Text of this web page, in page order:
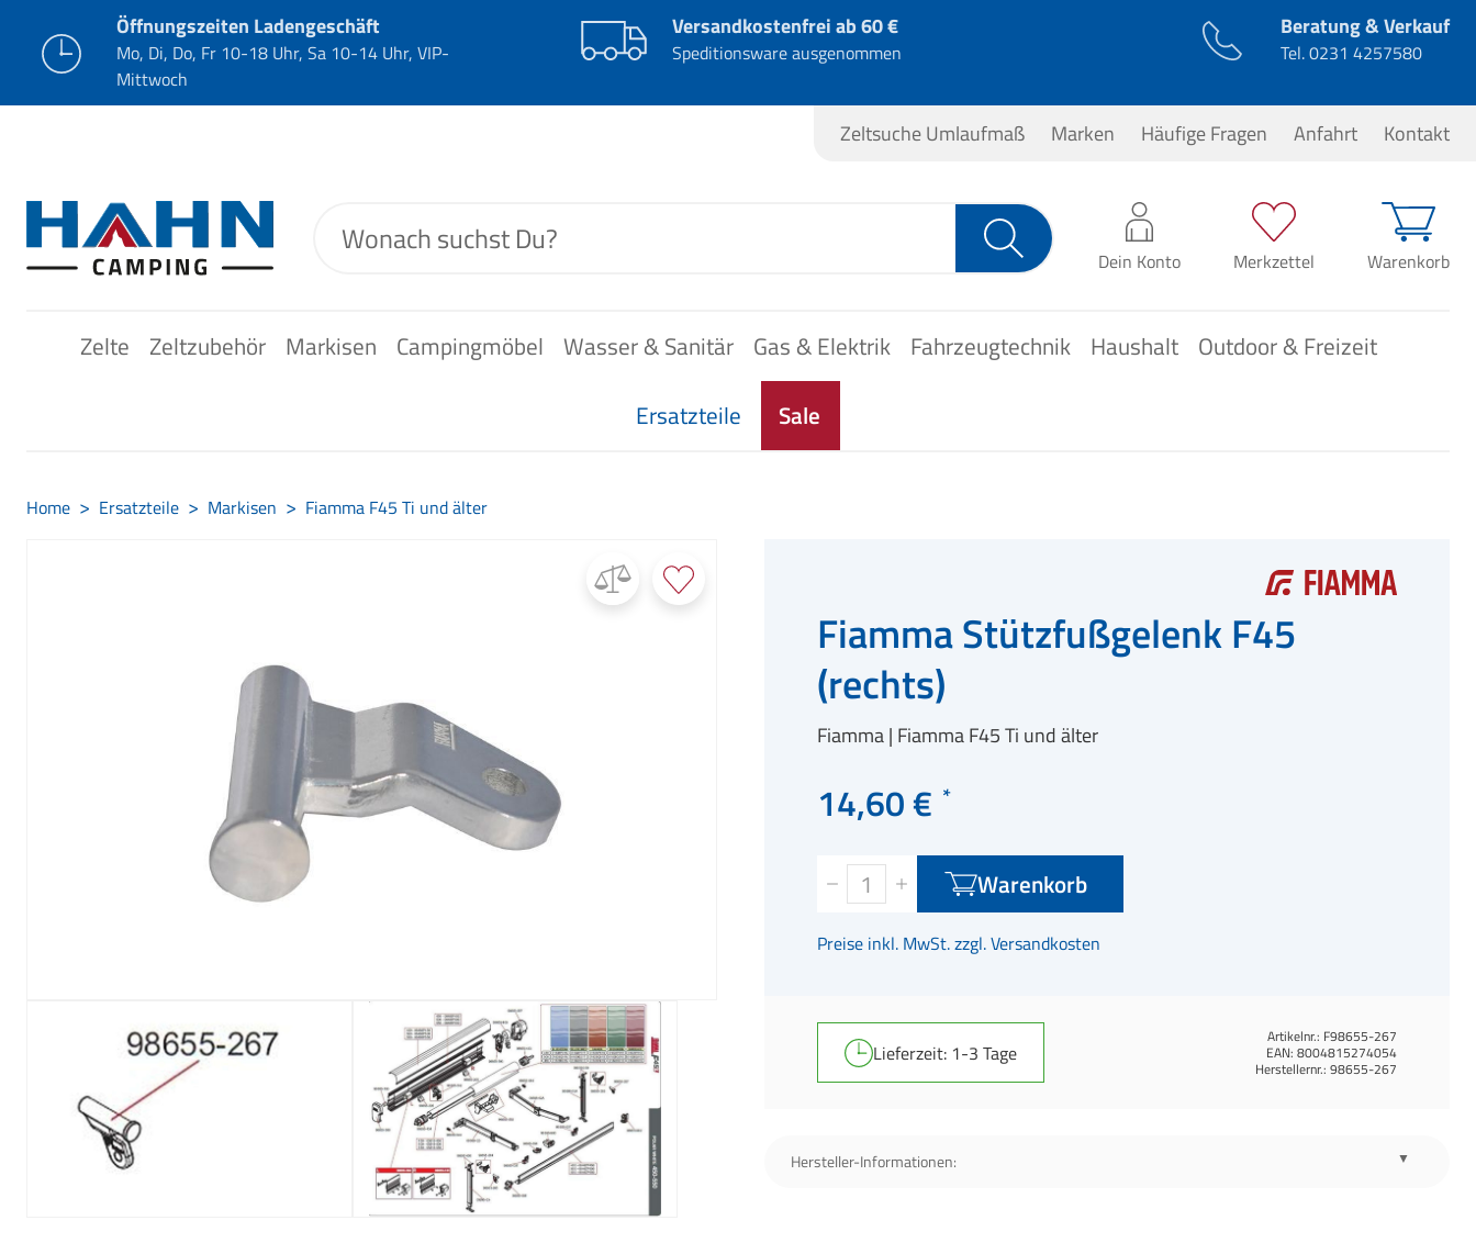
Öffnungszeiten Ladengeschäft
Mo, Di, Do, Fr 10-18 Uhr, Sa 10-14 Uhr, VIP-
Mittwoch
Versandkostenfrei ab 60 €
Speditionsware ausgenommen
Beratung & Verkauf
Tel.0231 4257580
Zeltsuche Umlaufmaß Marken Häufige Fragen Anfahrt Kontakt
Dein Konto Merkzettel Warenkorb
0,00 €*
Zelte Zeltzubehör Markisen Campingmöbel Wasser & Sanitär Gas & Elektrik Fahrzeugtechnik Haushalt
Outdoor & Freizeit
Ersatzteile
Sale
Home Ersatzteile Markisen Fiamma F45 Ti und älter
Fiamma Stützfußgelenk F45
(rechts)
Fiamma Fiamma F45 Ti und älter
14,60 €
Warenkorb
Preise inkl. MwSt. zzgl. Versandkosten
Lieferzeit: 1-3 Tage
Artikelnr.: F98655-267
EAN: 8004815274054
Herstellernr.: 98655-267
Hersteller-Informationen: